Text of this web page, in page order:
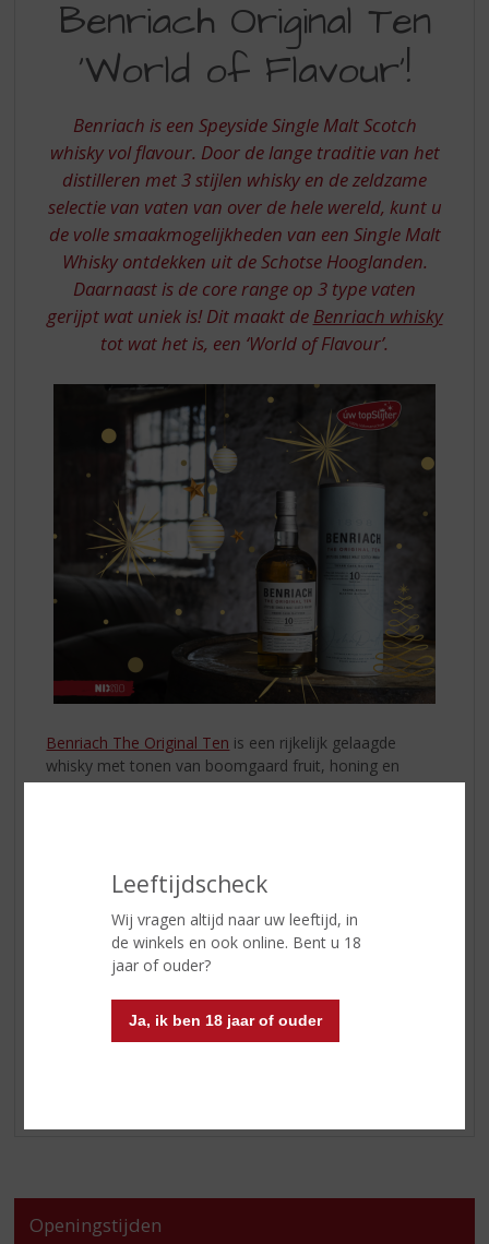
Leeftijdscheck
Wij vragen altijd naar uw leeftijd, in
de winkels en ook online. Bent u 18
jaar of ouder?
Ja, ik ben 18 jaar of ouder
ORIGINAL
TEN
OF
FLAVOUR
Benriach Original Ten
‘World of Flavour’!
Benriach is een Speyside Single Malt Scotch
whisky vol flavour. Door de lange traditie van het
distilleren met 3 stijlen whisky en de zeldzame
selectie van vaten van over de hele wereld, kunt u
de volle smaakmogelijkheden van een Single Malt
Whisky ontdekken uit de Schotse Hooglanden.
Daarnaast is de core range op 3 type vaten
gerijpt wat uniek is! Dit maakt de Benriach whisky
tot wat het is, een ‘World of Flavour’.
Benriach The Original Ten is een rijkelijk gelaagde
whisky met tonen van boomgaard fruit, honing en
geroosterd eiken met een subtiel spoor van rook in de
Land van Herkomst:
Speyside
70 CL
Alcoholpercentage:43% vol
Soort whisky:Single Malt
Smaaktype Whisky:Mild & Zacht
Openingstijden